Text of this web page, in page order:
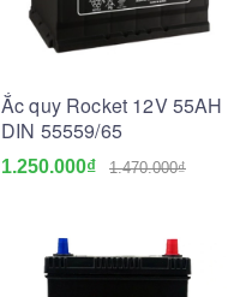
Ắc quy Rocket 12V 55AH
DIN 55559/65
1.250.000₫ 1.470.000₫